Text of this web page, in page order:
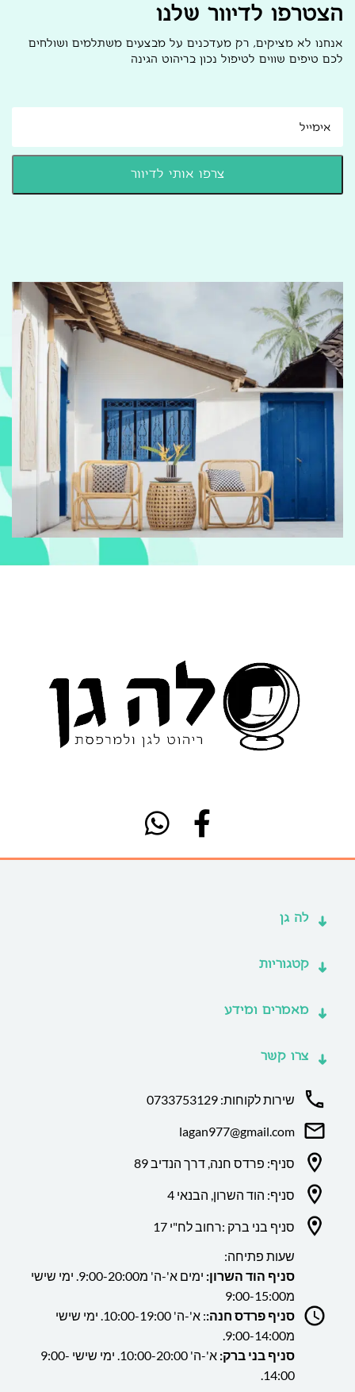
הצטרפו לדיוור שלנו
אנחנו לא מציקים, רק מעדכנים על מבצעים משתלמים ושולחים
לכם טיפים שווים לטיפול נכון בריהוט הגינה
לה גן
קטגוריות
מאמרים ומידע
צרו קשר
שירות לקוחות: 0733753129
lagan977@gmail.com
סניף: פרדס חנה, דרך הנדיב 89
סניף: הוד השרון, הבנאי 4
סניף בני ברק :רחוב לח"י 17
שעות פתיחה:
סניף הוד השרון:
ימים א'-ה' מ9:00-20:00. ימי שישי
מ9:00-15:00
סניף פרדס חנה:
: א'-ה' 10:00-19:00. ימי שישי
מ9:00-14:00.
סניף בני ברק:
א'-ה' 10:00-20:00. ימי שישי 9:00-
14:00.